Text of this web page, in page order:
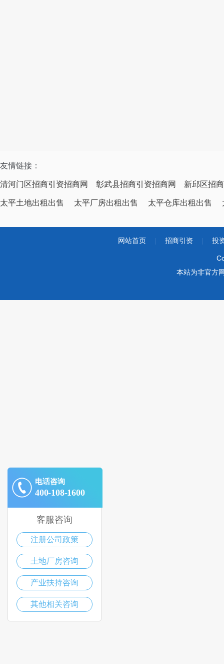
友情链接：
清河门区招商引资招商网 彰武县招商引资招商网 新邱区招
太平土地出租出售 太平厂房出租出售 太平仓库出租出售
网站首页 招商引资 投
本站为非官方
电话咨询
400-108-1600
客服咨询
注册公司政策
土地厂房咨询
产业扶持咨询
其他相关咨询